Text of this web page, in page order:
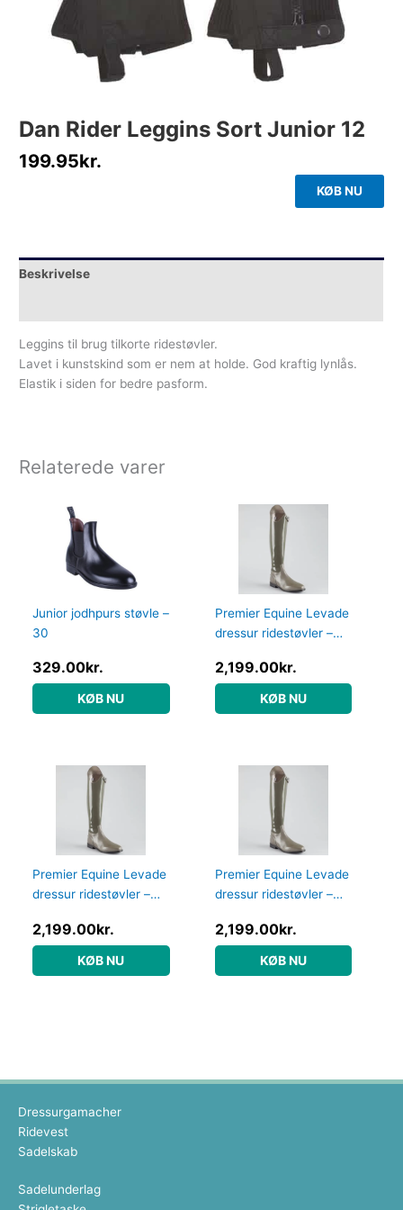
Dan Rider Leggins Sort Junior 12
199.95kr.
KØB NU
Beskrivelse
Leggins til brug tilkorte ridestøvler.
Lavet i kunstskind som er nem at holde. God kraftig lynlås.
Elastik i siden for bedre pasform.
Relaterede varer
Junior jodhpurs støvle –
30
329.00kr.
KØB NU
Premier Equine Levade
dressur ridestøvler –
2,199.00kr.
KØB NU
Premier Equine Levade
dressur ridestøvler –
2,199.00kr.
KØB NU
Premier Equine Levade
dressur ridestøvler –
2,199.00kr.
KØB NU
Dressurgamacher
Ridevest
Sadelskab
Sadelunderlag